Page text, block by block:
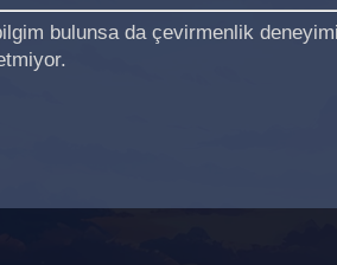
bulunsa da çevirmenlik